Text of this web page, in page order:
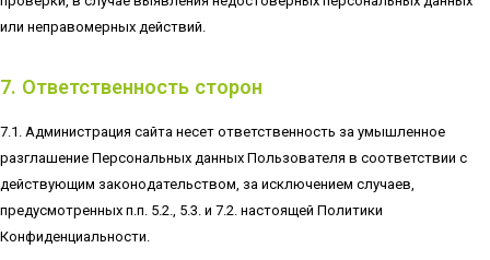
или неправомерных действий.
7. Ответственность сторон
7.1. Администрация сайта несет ответственность за умышленное
разглашение Персональных данных Пользователя в соответствии с
действующим законодательством, за исключением случаев,
предусмотренных п.п. 5.2., 5.3. и 7.2. настоящей Политики
Конфиденциальности.